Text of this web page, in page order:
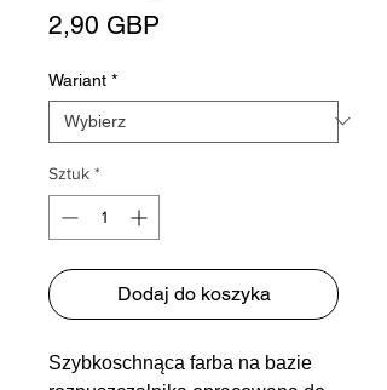
2,90 GBP
Wariant *
Sztuk *
Dodaj do koszyka
Szybkoschnąca farba na bazie